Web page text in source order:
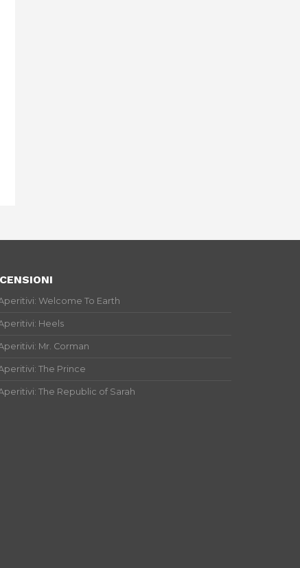
Welcome To Earth
Heels
Mr. Corman
The Prince
The Republic of Sarah